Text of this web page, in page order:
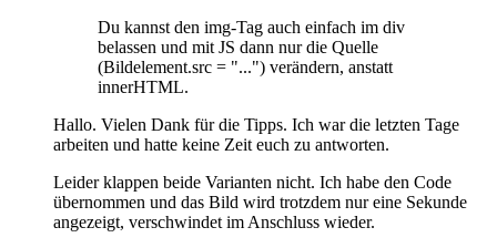
Du kannst den img-Tag auch einfach im div
belassen und mit JS dann nur die Quelle
(Bildelement.src = "...") verändern, anstatt
innerHTML.
Hallo. Vielen Dank für die Tipps. Ich war die letzten Tage
arbeiten und hatte keine Zeit euch zu antworten.
Leider klappen beide Varianten nicht. Ich habe den Code
übernommen und das Bild wird trotzdem nur eine Sekunde
angezeigt, verschwindet im Anschluss wieder.